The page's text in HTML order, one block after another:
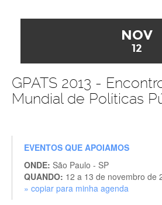
NOV
12
GPATS 2013 -
Mundial de Políticas
EVENTOS QUE APOIAMOS
ONDE: São Paulo - SP
QUANDO: 12 a 13 de novembro de
» copiar para minha agenda